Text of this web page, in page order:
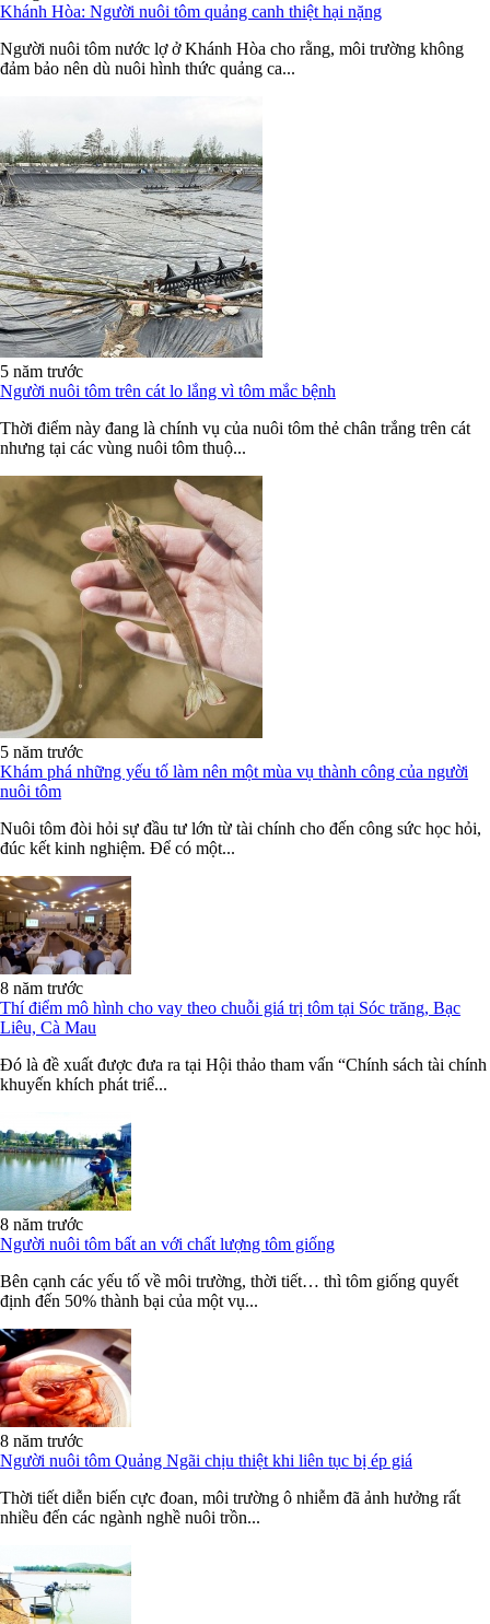
Khánh Hòa: Người nuôi tôm quảng canh thiệt hại nặng
Người nuôi tôm nước lợ ở Khánh Hòa cho rằng, môi trường không
đảm bảo nên dù nuôi hình thức quảng ca...
5 năm trước
Người nuôi tôm trên cát lo lắng vì tôm mắc bệnh
Thời điểm này đang là chính vụ của nuôi tôm thẻ chân trắng trên cát
nhưng tại các vùng nuôi tôm thuộ...
5 năm trước
Khám phá những yếu tố làm nên một mùa vụ thành công của người
nuôi tôm
Nuôi tôm đòi hỏi sự đầu tư lớn từ tài chính cho đến công sức học hỏi,
đúc kết kinh nghiệm. Để có một...
8 năm trước
Thí điểm mô hình cho vay theo chuỗi giá trị tôm tại Sóc trăng, Bạc
Liêu, Cà Mau
Đó là đề xuất được đưa ra tại Hội thảo tham vấn “Chính sách tài chính
khuyến khích phát triể...
8 năm trước
Người nuôi tôm bất an với chất lượng tôm giống
Bên cạnh các yếu tố về môi trường, thời tiết… thì tôm giống quyết
định đến 50% thành bại của một vụ...
8 năm trước
Người nuôi tôm Quảng Ngãi chịu thiệt khi liên tục bị ép giá
Thời tiết diễn biến cực đoan, môi trường ô nhiễm đã ảnh hưởng rất
nhiều đến các ngành nghề nuôi trồn...